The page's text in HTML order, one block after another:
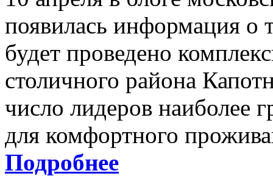
появилась информация о
будет проведено
столичного района
число лидеров наиболее
для комфортного
Подробнее